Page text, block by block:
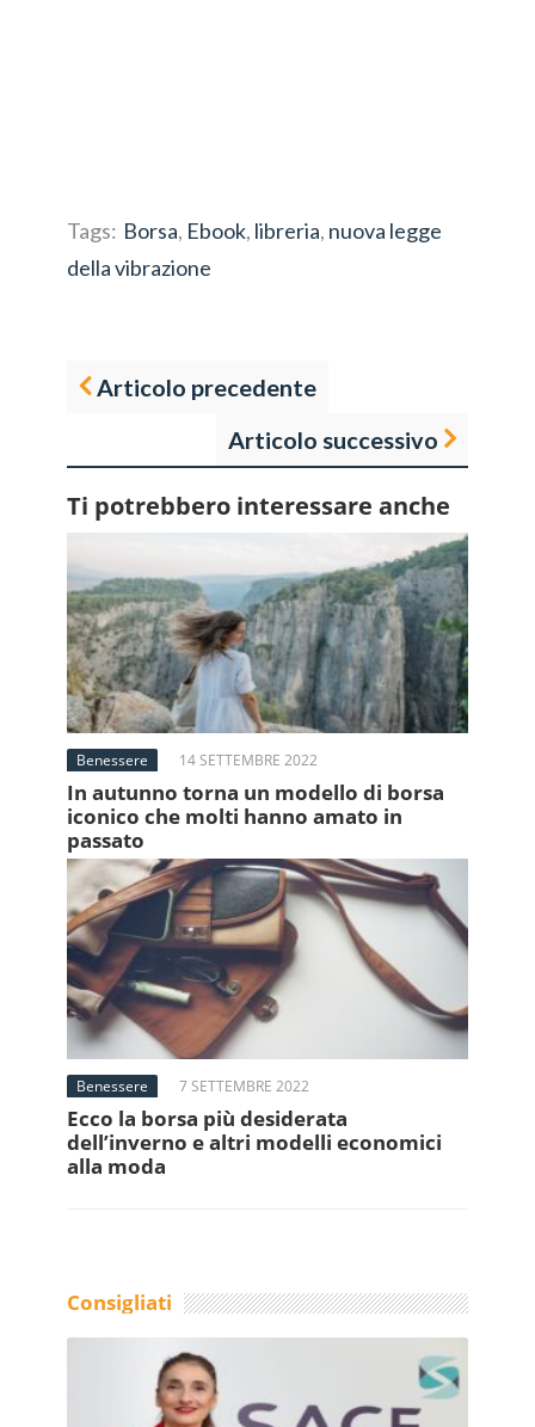
Tags: Borsa, Ebook, libreria, nuova legge
della vibrazione
Articolo precedente
Articolo successivo
Ti potrebbero interessare anche
Benessere 14 SETTEMBRE 2022
In autunno torna un modello di borsa
iconico che molti hanno amato in
passato
Benessere 7 SETTEMBRE 2022
Ecco la borsa più desiderata
dell’inverno e altri modelli economici
alla moda
Consigliati